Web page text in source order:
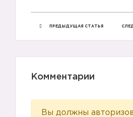
ПРЕДЫДУЩАЯ СТАТЬЯ
Комментарии
Вы должны